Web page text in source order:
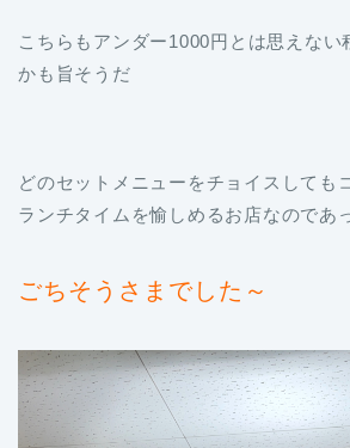
こちらもアンダー1000円とは思えない
かも旨そうだ
どのセットメニューをチョイスしても
ランチタイムを愉しめるお店なのであ
ごちそうさまでした～